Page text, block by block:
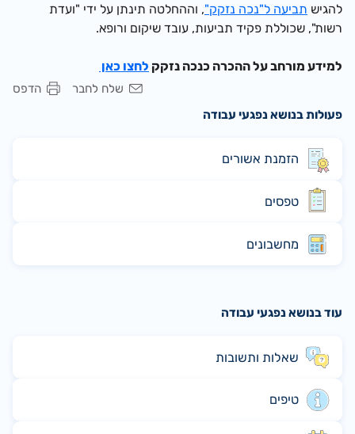
להגישתביעה ל"נכה נזקק", וההחלטה תינתן על ידי "ועדת
רשות", שכוללת פקיד תביעות, עובד שיקום ורופא.
למידע מורחב על ההכרה כנכה נזקקלחצו כאן
הדפס
שלח לחבר
פעולות בנושא נפגעי עבודה
הזמנת אשורים
טפסים
מחשבונים
עוד בנושא נפגעי עבודה
שאלות ותשובות
טיפים